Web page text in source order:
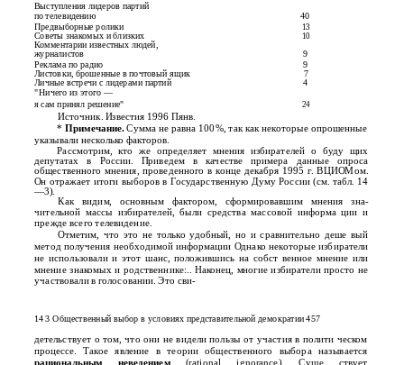
Выступления лидеров партий
по телевидению
40
Предвыборные ролики
13
Советы знакомых и близких 10
Комментарии известных людей,
журналистов
9
Реклама по радио
9
Листовки, брошенные в почтовый ящик
7
Личные встречи с лидерами партий
4
"Ничего из этого —
я сам принял решение"
24
Источник. Известия 1996 Пянв.
*Примечание.Сумма не равна 100%, так как некоторые опрошенные
указывали несколько факторов.
Рассмотрим, кто же определяет мнения избирателей о буду­ щих
депутатах в России. Приведем в качестве примера данные опроса
общественного мнения, проведенного в конце декабря 1995 г. ВЦИОМом.
Он отражает итоги выборов в Государственную Думу России (см. табл. 14
—3).
Как видим, основным фактором, сформировавшим мнения зна­
чительной массы избирателей, были средства массовой информа­ ции и
прежде всего телевидение.
Отметим, что это не только удобный, но и сравнительно деше­ вый
метод получения необходимой информации Однако некоторые избиратели
не использовали и этот шанс, положившись на собст­ венное мнение или
мнение знакомых и родственнике:.. Наконец, многие избиратели просто не
участвовали в голосовании. Это сви-
14 3 Общественный выбор в условиях представительной демократии 457
детельствует о том, что они не видели пользы от участия в полити­ ческом
процессе. Такое явление в теории общественного выбора называется
рациональным неведением (rational ignorance). Суще­ ствует